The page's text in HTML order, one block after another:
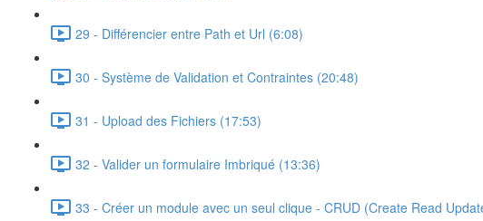
29 - Différencier entre Path et Url (6:08)
30 - Système de Validation et Contraintes (20:48)
31 - Upload des Fichiers (17:53)
32 - Valider un formulaire Imbriqué (13:36)
33 - Créer un module avec un seul clique - CRUD (Create Read